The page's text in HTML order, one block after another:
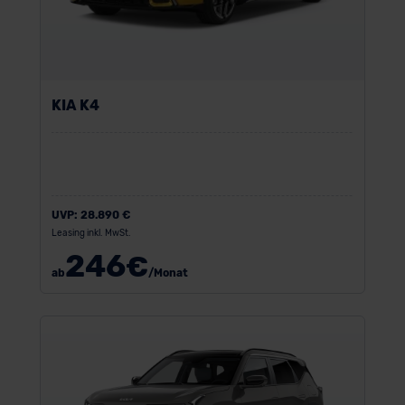
KIA K4
UVP: 28.890 €
Leasing inkl. MwSt.
ab246€/Monat